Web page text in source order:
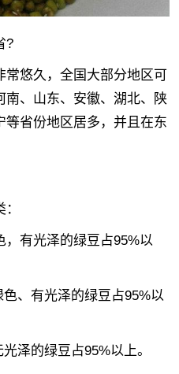
?
悠久，全国大部分地区可
南、山东、安徽、湖北、陕
等省份地区居多，并且在东
有光泽的绿豆占95%以
、有光泽的绿豆占95%以
泽的绿豆占95%以上。